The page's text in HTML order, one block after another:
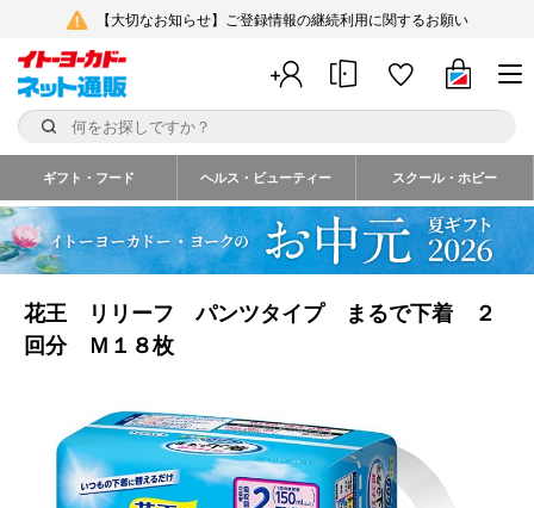
【大切なお知らせ】ご登録情報の継続利用に関するお願い
ギフト・フード ヘルス・ビューティー スクール・ホビー
花王 リリーフ パンツタイプ まるで下着 ２
回分 Ｍ１８枚